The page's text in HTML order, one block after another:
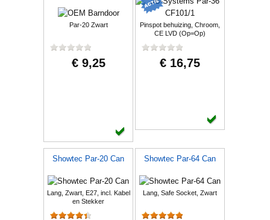
Par-20 Zwart
€ 9,25
Pinspot behuizing, Chroom,
CE LVD (Op=Op)
€ 16,75
Showtec Par-20 Can
Lang, Zwart, E27, incl. Kabel
en Stekker
Showtec Par-64 Can
Lang, Safe Socket, Zwart